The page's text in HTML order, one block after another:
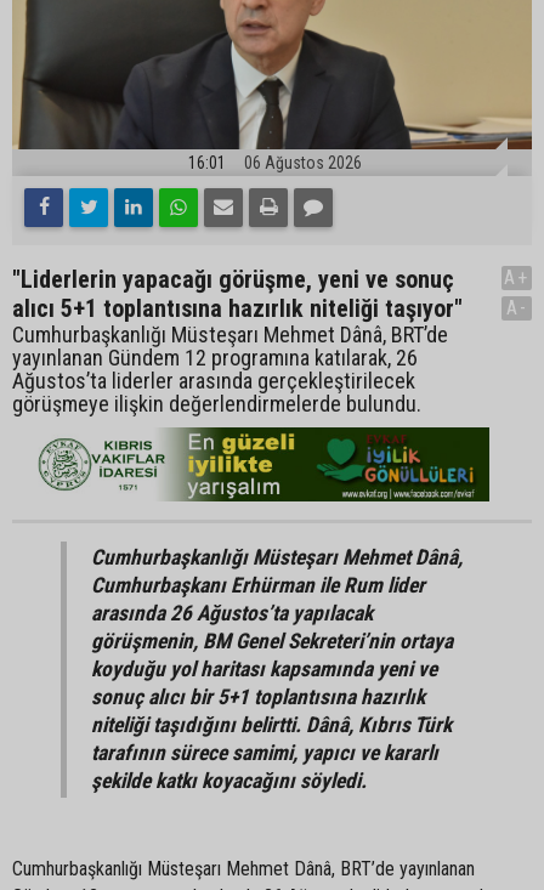
16:01 06 Ağustos 2026
"Liderlerin yapacağı görüşme, yeni ve sonuç
alıcı 5+1 toplantısına hazırlık niteliği taşıyor"
Cumhurbaşkanlığı Müsteşarı Mehmet Dânâ, BRT’de
yayınlanan Gündem 12 programına katılarak, 26
Ağustos’ta liderler arasında gerçekleştirilecek
görüşmeye ilişkin değerlendirmelerde bulundu.
A+
A-
Cumhurbaşkanlığı Müsteşarı Mehmet Dânâ,
Cumhurbaşkanı Erhürman ile Rum lider
arasında 26 Ağustos’ta yapılacak
görüşmenin, BM Genel Sekreteri’nin ortaya
koyduğu yol haritası kapsamında yeni ve
sonuç alıcı bir 5+1 toplantısına hazırlık
niteliği taşıdığını belirtti. Dânâ, Kıbrıs Türk
tarafının sürece samimi, yapıcı ve kararlı
şekilde katkı koyacağını söyledi.
Cumhurbaşkanlığı Müsteşarı Mehmet Dânâ, BRT’de yayınlanan